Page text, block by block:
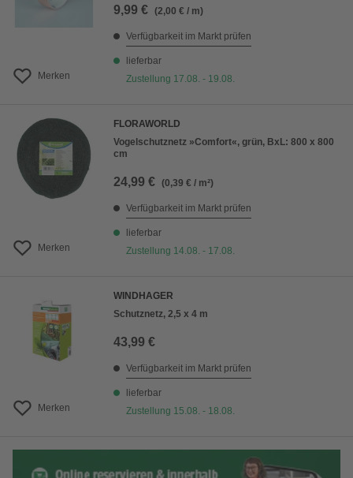
Merken
9,99 € (2,00 € / m)
Verfügbarkeit im Markt prüfen
lieferbar
Zustellung 17.08. - 19.08.
Merken
FLORAWORLD
Vogelschutznetz »Comfort«, grün, BxL: 800 x 800
cm
24,99 € (0,39 € / m²)
Verfügbarkeit im Markt prüfen
lieferbar
Zustellung 14.08. - 17.08.
Merken
WINDHAGER
Schutznetz, 2,5 x 4 m
43,99 €
Verfügbarkeit im Markt prüfen
lieferbar
Zustellung 15.08. - 18.08.